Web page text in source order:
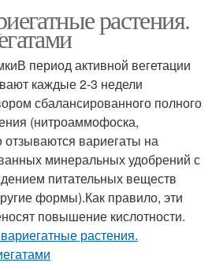
растения.
период активной вегетации
каждые 2-3 недели
сбалансированного полного
(нитроаммофоска,
вариегаты на
минеральных удобрений с
питательных веществ
формы).Как правило, эти
повышение кислотности.